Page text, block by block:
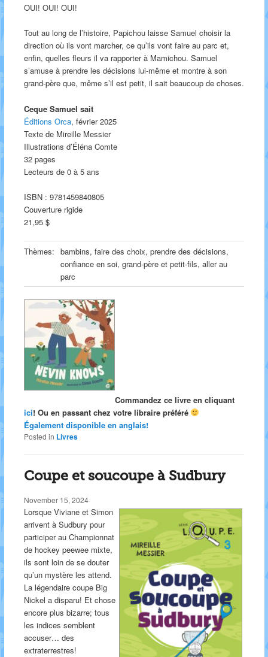
OUI! OUI! OUI!
Tout au long de l’histoire, Papichou laisse Samuel choisir la
direction où ils vont marcher, ce qu’ils vont faire au parc et,
enfin, quelles fleurs il va rapporter à Mamichou. Samuel
s’amuse à prendre les décisions lui-même et montre à son
grand-père que, même s’il est petit, il sait beaucoup de choses.
Ceque Samuel sait
Éditions Orca, février 2025
Texte de Mireille Messier
Illustrations d’Éléna Comte
32 pages
Lecteurs de 0 à 5 ans
ISBN : 9781459840805
Couverture rigide
21,95 $
Thèmes: bambins, faire des choix, prendre des décisions,
confiance en soi, grand-père et petit-fils, aller au
parc
Commandez ce livre en cliquant
ici! Ou en passant chez votre libraire préféré
Également disponible en anglais!
Posted in Livres
Coupe et soucoupe à Sudbury
November 15, 2024
Lorsque Viviane et Simon
arrivent à Sudbury pour
participer au Championnat
de hockey peewee mixte,
ils sont loin de se douter
qu’un mystère les attend.
La légendaire coupe Big
Nickel a disparu! Et chose
encore plus bizarre; tous
les indices semblent
accuser… des
extraterrestres!